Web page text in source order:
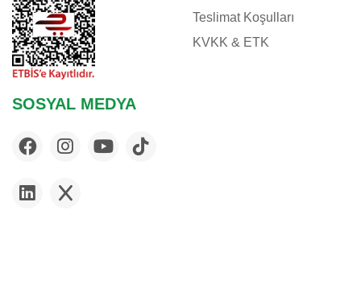
Teslimat Koşulları
KVKK & ETK
SOSYAL MEDYA